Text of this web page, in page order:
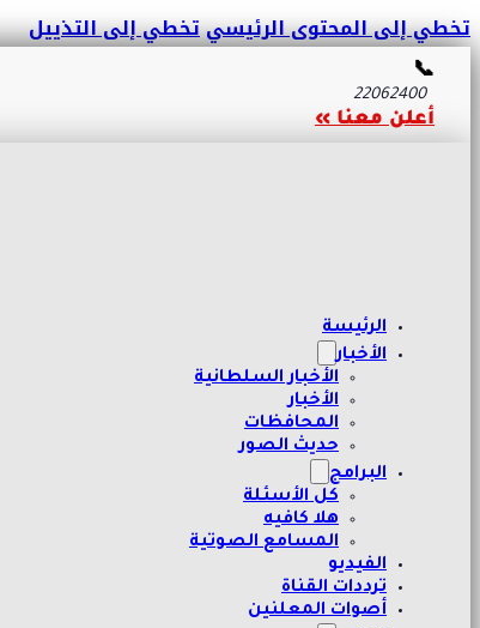
تخطي إلى المحتوى الرئيسيتخطي إلى التذييل
📞
22062400
أعلن معنا »
الرئيسة
الأخبار
الأخبار السلطانية
الأخبار
المحافظات
حديث الصور
البرامج
كل الأسئلة
هلا كافيه
المسامع الصوتية
الفيديو
ترددات القناة
أصوات المعلنين